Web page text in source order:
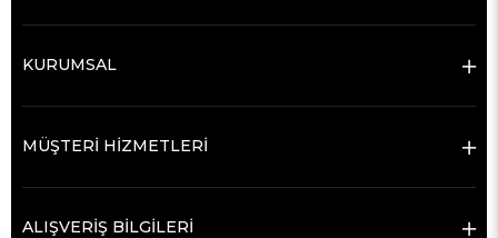
KURUMSAL
MÜŞTERİ HİZMETLERİ
ALIŞVERİŞ BİLGİLERİ